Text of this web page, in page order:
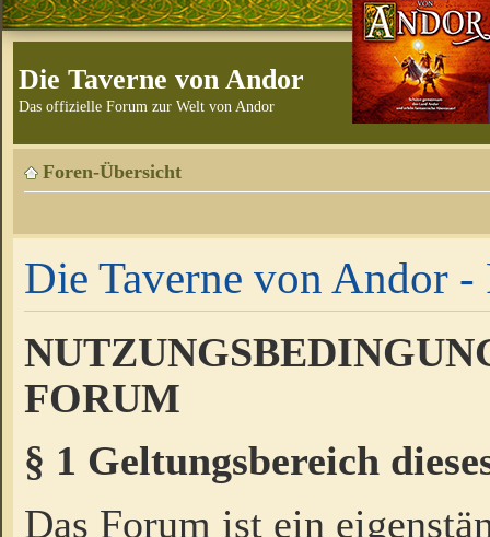
Die Taverne von Andor
Das offizielle Forum zur Welt von Andor
Foren-Übersicht
Die Taverne von Andor -
FORUM
§ 1 Geltungsbereich
Das Forum ist ein